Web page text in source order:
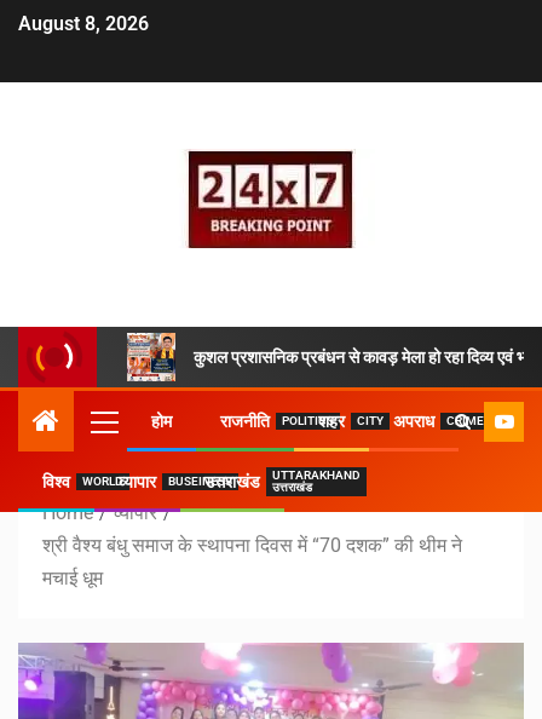
August 8, 2026
कुशल प्रशासनिक प्रबंधन से कावड़ मेला हो रहा दिव्य एवं भव्य
होम राजनीति POLITICSशहर CITY अपराध CRIME
विश्व WORLDव्यापार BUSEINESSउत्तराखंड
UTTARAKHAND
उत्तराखंड
Home
व्यापार
श्री वैश्य बंधु समाज के स्थापना दिवस में “70 दशक” की थीम ने
मचाई धूम